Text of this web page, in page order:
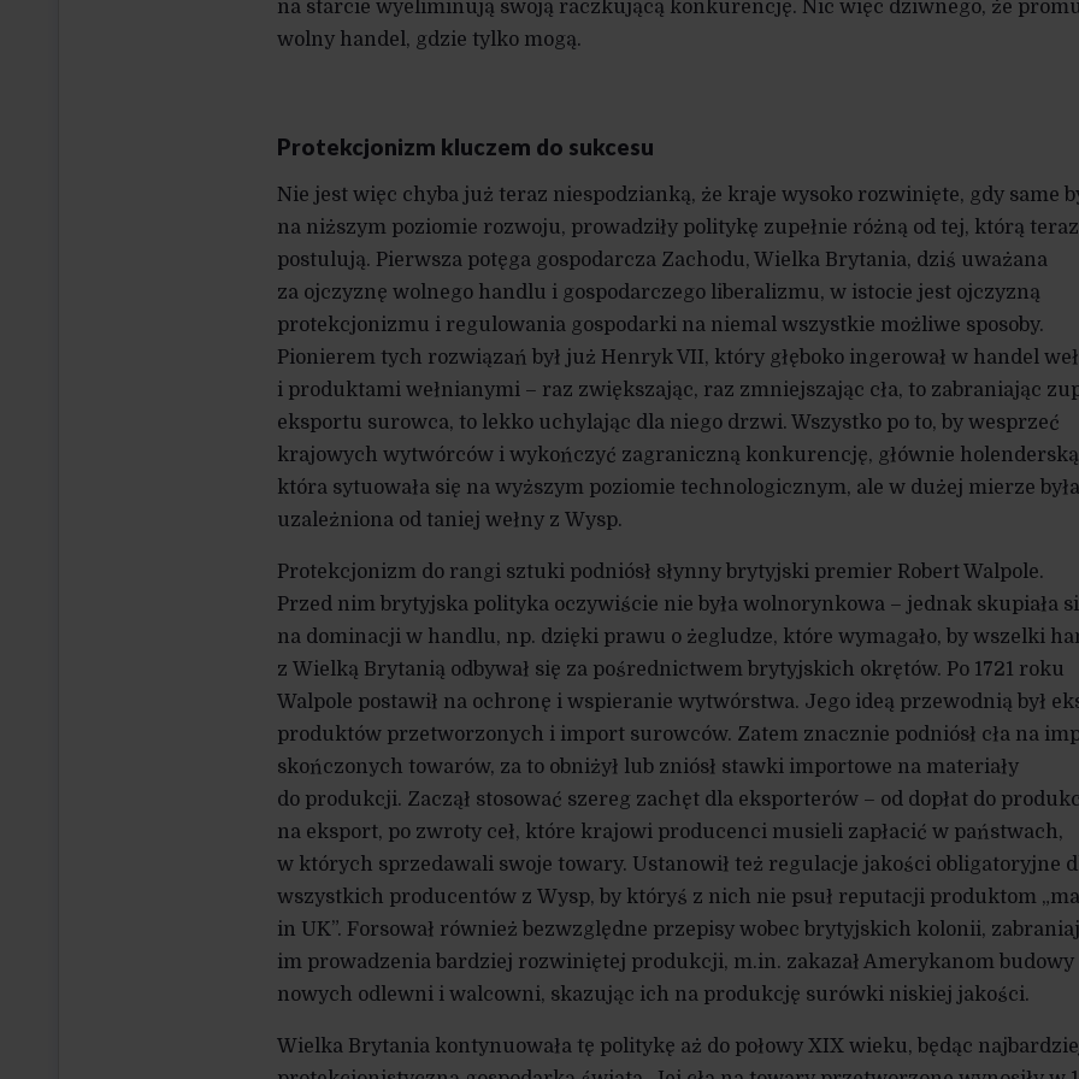
na starcie wyeliminują swoją raczkującą konkurencję. Nic więc dziwnego, że
wolny handel, gdzie tylko mogą.
Protekcjonizm kluczem do sukcesu
Nie jest więc chyba już teraz niespodzianką, że kraje wysoko rozwinięte, gdy same
na niższym poziomie rozwoju, prowadziły politykę zupełnie różną od tej, którą teraz
postulują. Pierwsza potęga gospodarcza Zachodu, Wielka Brytania, dziś uważana
za ojczyznę wolnego handlu i gospodarczego liberalizmu, w istocie jest ojczyzną
protekcjonizmu i regulowania gospodarki na niemal wszystkie możliwe sposoby.
Pionierem tych rozwiązań był już Henryk VII, który głęboko ingerował w handel
i produktami wełnianymi – raz zwiększając, raz zmniejszając cła, to zabraniając
eksportu surowca, to lekko uchylając dla niego drzwi. Wszystko po to, by wesprzeć
krajowych wytwórców i wykończyć zagraniczną konkurencję, głównie
która sytuowała się na wyższym poziomie technologicznym, ale w dużej mierze była
uzależniona od taniej wełny z Wysp.
Protekcjonizm do rangi sztuki podniósł słynny brytyjski premier Robert Walpole.
Przed nim brytyjska polityka oczywiście nie była wolnorynkowa – jednak skupiała
na dominacji w handlu, np. dzięki prawu o żegludze, które wymagało, by wszelki
z Wielką Brytanią odbywał się za pośrednictwem brytyjskich okrętów. Po 1721 roku
Walpole postawił na ochronę i wspieranie wytwórstwa. Jego ideą przewodnią był
produktów przetworzonych i import surowców. Zatem znacznie podniósł cła na
skończonych towarów, za to obniżył lub zniósł stawki importowe na materiały
do produkcji. Zaczął stosować szereg zachęt dla eksporterów – od dopłat do
na eksport, po zwroty ceł, które krajowi producenci musieli zapłacić w państwach,
w których sprzedawali swoje towary. Ustanowił też regulacje jakości obligatoryjne
wszystkich producentów z Wysp, by któryś z nich nie psuł reputacji produktom
in UK”. Forsował również bezwzględne przepisy wobec brytyjskich kolonii,
im prowadzenia bardziej rozwiniętej produkcji, m.in. zakazał Amerykanom budowy
nowych odlewni i walcowni, skazując ich na produkcję surówki niskiej jakości.
Wielka Brytania kontynuowała tę politykę aż do połowy XIX wieku, będąc